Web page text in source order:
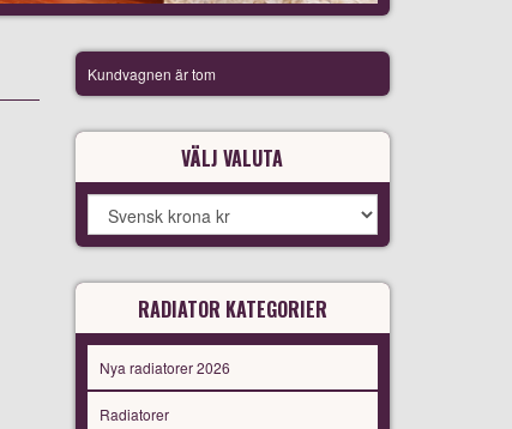
Kundvagnen är tom
VÄLJ VALUTA
RADIATOR KATEGORIER
Nya radiatorer 2026
Radiatorer